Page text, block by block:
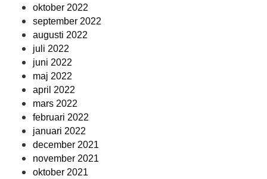
oktober 2022
september 2022
augusti 2022
juli 2022
juni 2022
maj 2022
april 2022
mars 2022
februari 2022
januari 2022
december 2021
november 2021
oktober 2021